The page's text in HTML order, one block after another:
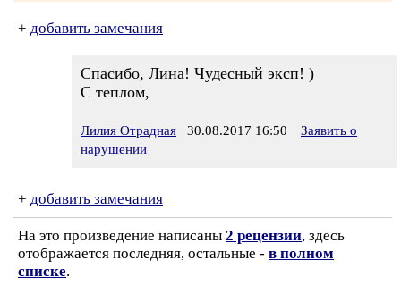
+ добавить замечания
Спасибо, Лина! Чудесный эксп! )
С теплом,
Лилия Отрадная 30.08.2017 16:50
Заявить о
нарушении
+ добавить замечания
На это произведение написаны 2 рецензии, здесь
отображается последняя, остальные - в полном
списке.